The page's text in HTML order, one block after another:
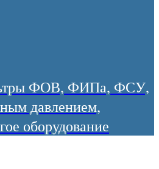
ФОВ, ФИПа, ФСУ,
давлением,
оборудование